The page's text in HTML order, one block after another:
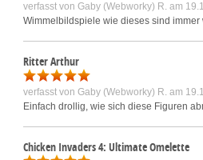
verfasst von Gaby (Webworky) R. am
Wimmelbildspiele wie dieses sind
Ritter Arthur
verfasst von Gaby (Webworky) R. am
Einfach drollig, wie sich diese Figuren
Chicken Invaders 4: Ultimate Omelette